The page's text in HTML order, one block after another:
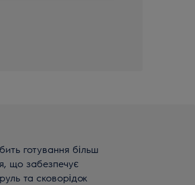
готування більш
що забезпечує
та сковорідок